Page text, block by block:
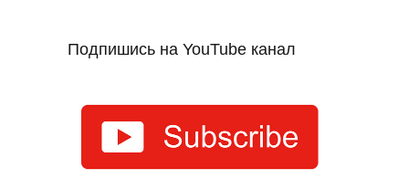
Подпишись на YouTube канал